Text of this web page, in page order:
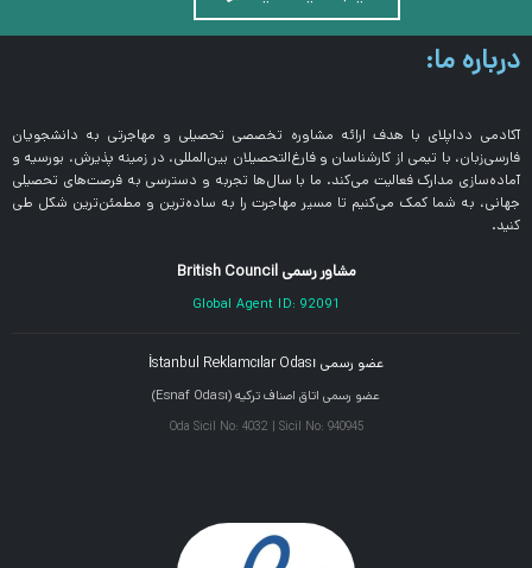
درباره ما:
آکادمی دداپلای با هدف ارائه مشاوره تخصصی تحصیلی و مهاجرتی به دانشجویان
فارسی‌زبان، با تیمی از کارشناسان و فارغ‌التحصیلان بین‌المللی، در زمینه پذیرش، بورسیه و
آماده‌سازی مدارک فعالیت می‌کند. ما با سال‌ها تجربه و دسترسی به فرصت‌های تحصیلی
جهانی، به شما کمک می‌کنیم تا مسیر مهاجرت را به ساده‌ترین و مطمئن‌ترین شکل طی
کنید.
مشاور رسمی British Council
Global Agent ID: 92091
عضو رسمی İstanbul Reklamcılar Odası
عضو رسمی اتاق اصناف ترکیه (Esnaf Odası)
Oda Sicil No: 4032 | Sicil No: 940945